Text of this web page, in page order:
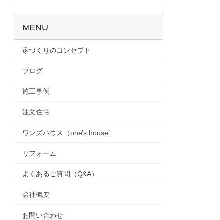
MENU
家づくりのコンセプト
ブログ
施工事例
注文住宅
ワンズハウス（one’s house）
リフォーム
よくあるご質問（Q&A）
会社概要
お問い合わせ